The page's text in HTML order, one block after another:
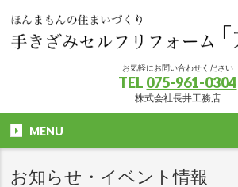
お気軽にお問い合わせください
TEL 075-961-0304
株式会社長井工務店
MENU
お知らせ・イベント情報